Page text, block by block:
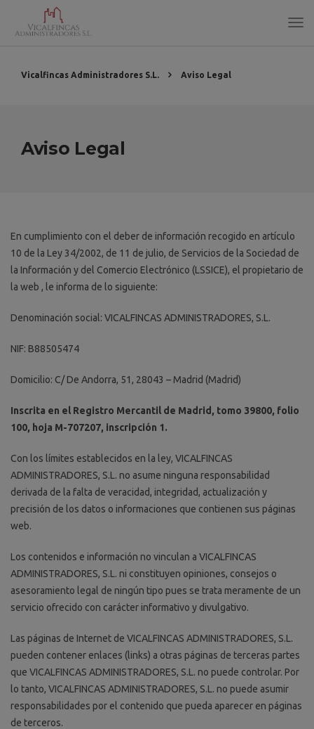
Vicalfincas Administradores S.L. Aviso Legal
Aviso Legal
En cumplimiento con el deber de información recogido en artículo
10 de la Ley 34/2002, de 11 de julio, de Servicios de la Sociedad de
la Información y del Comercio Electrónico (LSSICE), el propietario de
la web , le informa de lo siguiente:
Denominación social: VICALFINCAS ADMINISTRADORES, S.L.
NIF: B88505474
Domicilio: C/ De Andorra, 51, 28043 – Madrid (Madrid)
Inscrita en el Registro Mercantil de Madrid, tomo 39800, folio
100, hoja M-707207, inscripción 1.
Con los límites establecidos en la ley, VICALFINCAS
ADMINISTRADORES, S.L. no asume ninguna responsabilidad
derivada de la falta de veracidad, integridad, actualización y
precisión de los datos o informaciones que contienen sus páginas
web.
Los contenidos e información no vinculan a VICALFINCAS
ADMINISTRADORES, S.L. ni constituyen opiniones, consejos o
asesoramiento legal de ningún tipo pues se trata meramente de un
servicio ofrecido con carácter informativo y divulgativo.
Las páginas de Internet de VICALFINCAS ADMINISTRADORES, S.L.
pueden contener enlaces (links) a otras páginas de terceras partes
que VICALFINCAS ADMINISTRADORES, S.L. no puede controlar. Por
lo tanto, VICALFINCAS ADMINISTRADORES, S.L. no puede asumir
responsabilidades por el contenido que pueda aparecer en páginas
de terceros.